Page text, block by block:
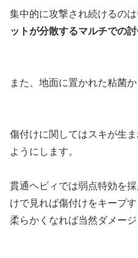
集中的に攻撃され続けるのは
ットが分散するマルチでの
また、地面に置かれた粘菌
傷付けに関してはスキが生
ようにします。
貫通ヘビィでは弱点特効を
けで見れば傷付けをキープ
柔らかくなれば当然ダメー